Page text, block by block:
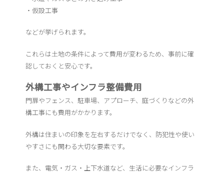
・仮設工事
などが挙げられます。
これらは土地の条件によって費用が変わるため、事前に確
認しておくと安心です。
外構工事やインフラ整備費用
門扉やフェンス、駐車場、アプローチ、庭づくりなどの外
構工事にも費用がかかります。
外構は住まいの印象を左右するだけでなく、防犯性や使い
やすさにも関わる大切な要素です。
また、電気・ガス・上下水道など、生活に必要なインフラ